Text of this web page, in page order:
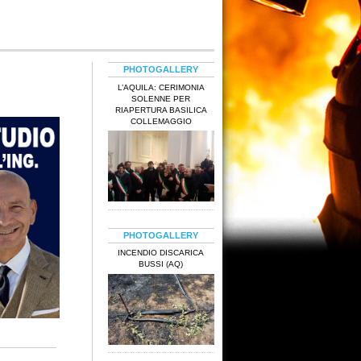
PHOTOGALLERY
L’AQUILA: CERIMONIA
SOLENNE PER
RIAPERTURA BASILICA
COLLEMAGGIO
PHOTOGALLERY
INCENDIO DISCARICA
BUSSI (AQ)